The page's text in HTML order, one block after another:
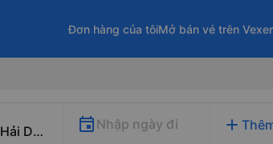
Đơn hàng của tôiMở bán vé trên
Nhập ngày đi add